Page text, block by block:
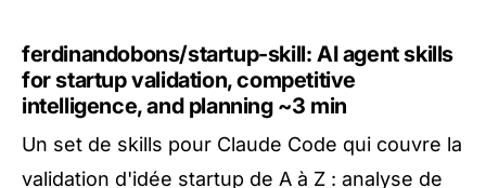
ferdinandobons/startup-skill: AI agent skills
for startup validation, competitive
intelligence, and planning~3 min
Un set de skills pour Claude Code qui couvre la
validation d'idée startup de A à Z : analyse de